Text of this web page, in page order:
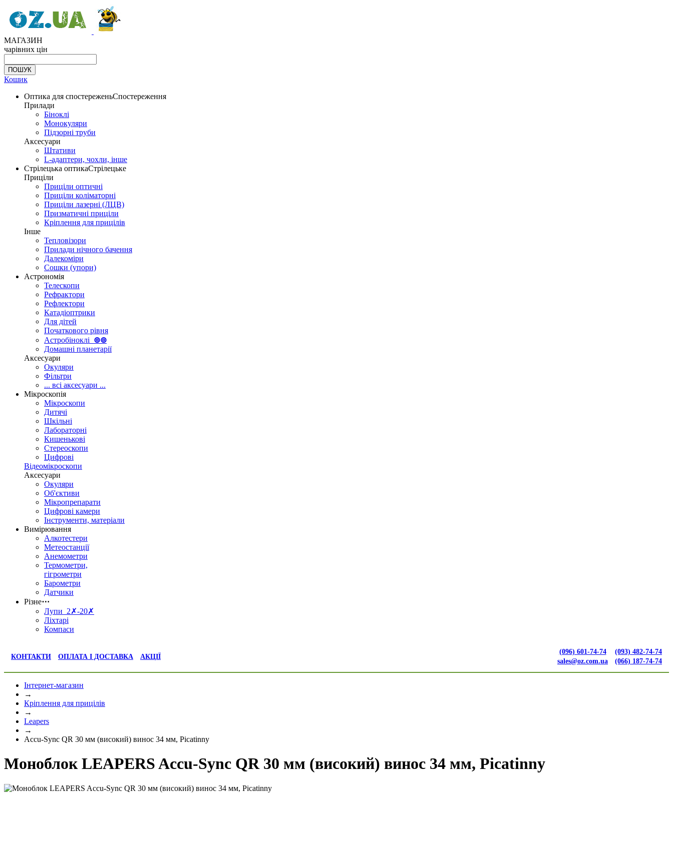
МАГАЗИН
чарівних цін
Кошик
Оптика для спостереженьСпостереження
Прилади
Біноклі
Монокуляри
Підзорні труби
Аксесуари
Штативи
L-адаптери, чохли, інше
Стрілецька оптикаСтрілецьке
Приціли
Приціли оптичні
Приціли коліматорні
Приціли лазерні (ЛЦВ)
Призматичні приціли
Кріплення для прицілів
Інше
Тепловізори
Прилади нічного бачення
Далекоміри
Сошки (упори)
Астрономія
Телескопи
Рефрактори
Рефлектори
Катадіоптрики
Для дітей
Початкового рівня
Астробіноклі ⊚⊚
Домашні планетарії
Аксесуари
Окуляри
Фільтри
... всі аксесуари ...
Мікроскопія
Мікроскопи
Дитячі
Шкільні
Лабораторні
Кишенькові
Стереоскопи
Цифрові
Відеомікроскопи
Аксесуари
Окуляри
Об'єктиви
Мікропрепарати
Цифрові камери
Інструменти, матеріали
Вимірювання
Алкотестери
Метеостанції
Анемометри
Термометри,
гігрометри
Барометри
Датчики
Різне⋯
Лупи 2✗-20✗
Ліхтарі
Компаси
КОНТАКТИ ОПЛАТА І ДОСТАВКА АКЦІЇ
(096) 601-74-74
sales@oz.com.ua
(093) 482-74-74
(066) 187-74-74
Інтернет-магазин
→
Кріплення для прицілів
→
Leapers
→
Accu-Sync QR 30 мм (високий) винос 34 мм, Picatinny
Моноблок LEAPERS Accu-Sync QR 30 мм (високий) винос 34 мм, Picatinny